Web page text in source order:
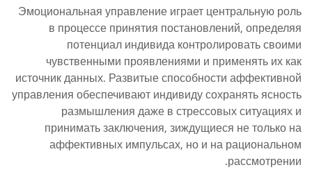
Эмоциональная управление играет центральную роль
в процессе принятия постановлений, определяя
потенциал индивида контролировать своими
чувственными проявлениями и применять их как
источник данных. Развитые способности аффективной
управления обеспечивают индивиду сохранять ясность
размышления даже в стрессовых ситуациях и
принимать заключения, зиждущиеся не только на
аффективных импульсах, но и на рациональном
рассмотрении.